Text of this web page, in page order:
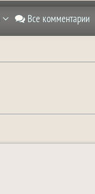
Все комментарии